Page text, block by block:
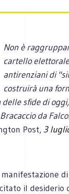
Non è
cartello
antirenziani di
costruirà una
sfide di
da
Post, 3
il desiderio